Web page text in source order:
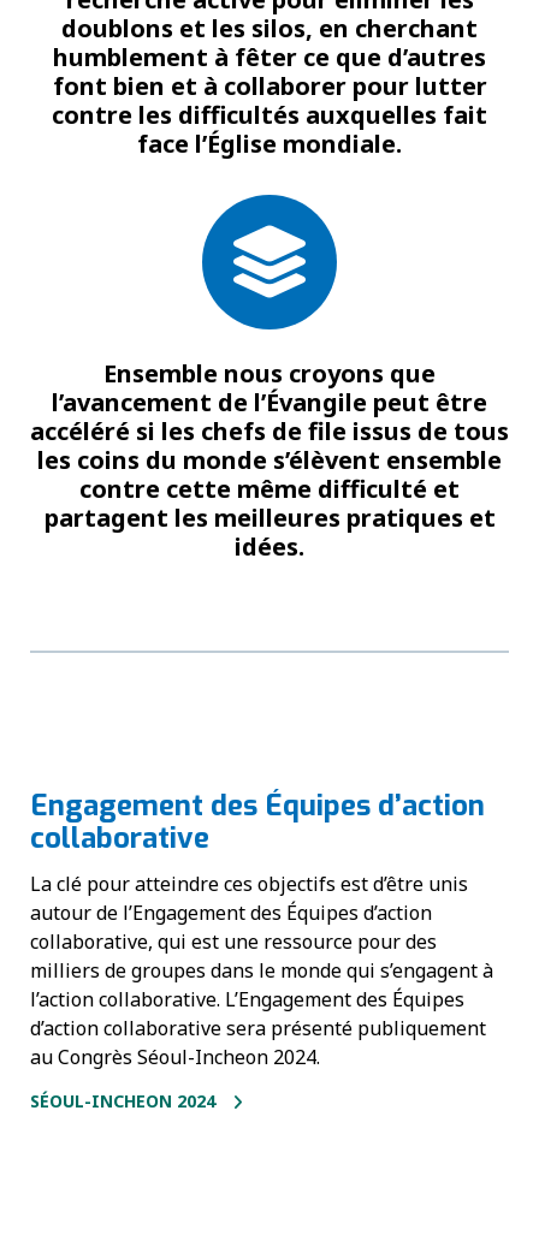
doublons et les silos, en cherchant
humblement à fêter ce que d’autres
font bien et à collaborer pour lutter
contre les difficultés auxquelles fait
face l’Église mondiale.
Ensemble nous croyons que
l’avancement de l’Évangile peut être
accéléré si les chefs de file issus de tous
les coins du monde s’élèvent ensemble
contre cette même difficulté et
partagent les meilleures pratiques et
idées.
Engagement des Équipes d’action
collaborative
La clé pour atteindre ces objectifs est d’être unis
autour de l’Engagement des Équipes d’action
collaborative, qui est une ressource pour des
milliers de groupes dans le monde qui s’engagent à
l’action collaborative. L’Engagement des Équipes
d’action collaborative sera présenté publiquement
au Congrès Séoul-Incheon 2024.
SÉOUL-INCHEON 2024